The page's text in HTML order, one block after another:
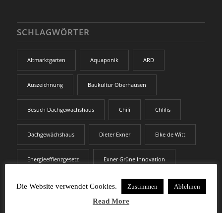
SCHLAGWÖRTER
Altmarktgarten Aquaponik ARD
Auszeichnung Baukultur Oberhausen
Besuch Dachgewächshaus Chili Chlilis
Dachgewächshaus Dieter Exner Elke de Witt
Energieeffienzgesetz Exner Grüne Innovation
Exoten Forschung Fraunhofer Umsicht
Die Website verwendet Cookies. Zustimmen Ablehnen
Read More